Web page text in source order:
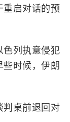
重启对话的预
色列执意侵犯
时候，伊朗
判桌前退回对